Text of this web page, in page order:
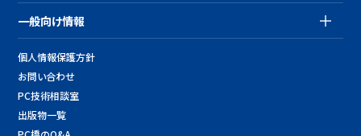
一般向け情報
個人情報保護方針
お問い合わせ
PC技術相談室
出版物一覧